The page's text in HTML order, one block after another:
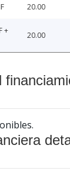
20.00
+
20.00